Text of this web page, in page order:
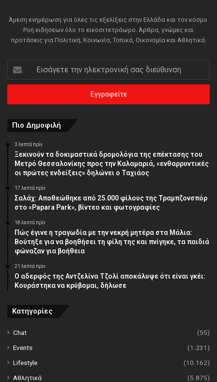
Άμεση ενημέρωση για όλες τις εξελίξεις στην Ελλάδα και τον κόσμο.
Ροή ειδήσεων όλο το εικοσιτετράωρο. Άρθρα, γνώμες και
προτάσεις για Πολιτική, Κοινωνία, Τοπικά, Οικονομία και Αθλητικά.
την
ηλεκτρονική
διεύθυνση
Πιο Δημοφιλή
3 λεπτά πρίν
Ξεκινούν τα δοκιμαστικά δρομολόγια της επέκτασης του
Μετρό Θεσσαλονίκης προς την Καλαμαριά, «ενθαρρυντικές
οι πρώτες ενδείξεις» δηλώνει ο Ταχιάος
17 λεπτά πρίν
Σαλάχ: Αποθεώθηκε από 25.000 φίλους της Τραμπζονσπόρ
στο «Papara Park», βίντεο και φωτογραφίες
18 λεπτά πρίν
Πώς έγινε η τραγωδία με την νεκρή μητέρα στα Μάλια:
Βούτηξε για να βοηθήσει τη φίλη της και πνίγηκε, τα παιδιά
φώναζαν για βοήθεια
21 λεπτά πρίν
Ο αδερφός της Αντζελίνα Τζολί αποκάλυψε ότι είναι γκέι:
Κουράστηκα να κρύβομαι, δήλωσε
Κατηγορίες
Chat
(55)
Events
(1.231)
Lifestyle
(10.162)
Αθλητικά
(5.875)